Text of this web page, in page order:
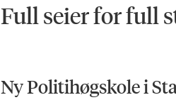
Full seier for full
Ny Politihøgskole i